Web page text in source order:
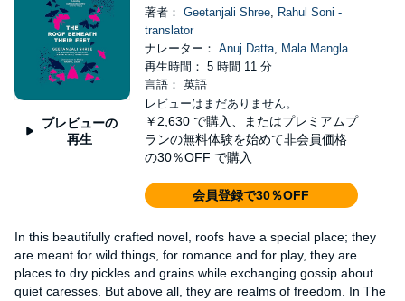
プレビューの
再生
著者： Geetanjali Shree, Rahul Soni -
translator
ナレーター： Anuj Datta, Mala Mangla
再生時間： 5 時間 11 分
言語： 英語
レビューはまだありません。
￥2,630 で購入、またはプレミアムプ
ランの無料体験を始めて非会員価格
の30％OFF で購入
会員登録で30％OFF
In this beautifully crafted novel, roofs have a special place; they
are meant for wild things, for romance and for play, they are
places to dry pickles and grains while exchanging gossip about
quiet caresses. But above all, they are realms of freedom. In The